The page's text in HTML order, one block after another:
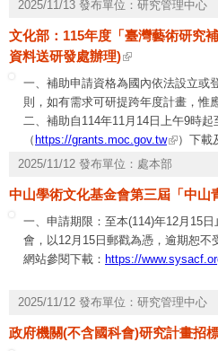
二、申請者請填妥附件研究計畫申請
2025/11/13 發布單位：研究管理中心
文化部：115年度「臺灣藝術研究
資料送研發處辦理)
一、補助申請資格為國內依法設立或
則，如有需求可研提跨年度計畫，惟
二、補助自114年11月14日上午9時
（ https://grants.moc.gov.tw
）下載
人員服務之機關團體或受其監督之機
三、檢附本補助作業要點1份，如有
6522。
2025/11/12 發布單位：處本部
中山學術文化基金會第三屆「中
一、申請期限：至本(114)年12月15
會，以12月15日郵戳為憑，逾期恕
網站參閱下載： https://
2025/11/12 發布單位：研究管理中心
政府機關(不含國科會)研究計畫招